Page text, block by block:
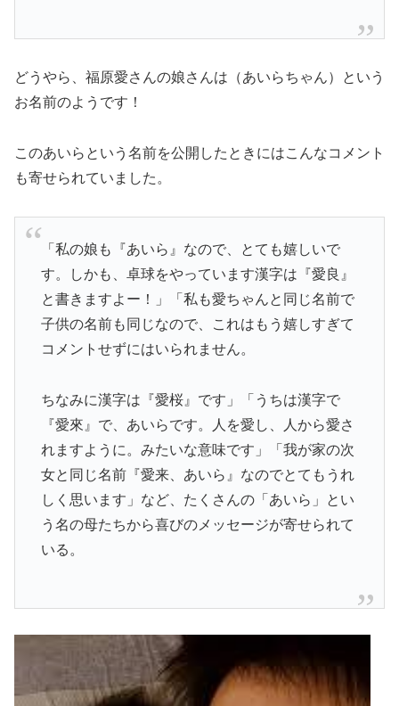
どうやら、福原愛さんの娘さんは（あいらちゃん）という
お名前のようです！
このあいらという名前を公開したときにはこんなコメント
も寄せられていました。
「私の娘も『あいら』なので、とても嬉しいで
す。しかも、卓球をやっています漢字は『愛良』
と書きますよー！」「私も愛ちゃんと同じ名前で
子供の名前も同じなので、これはもう嬉しすぎて
コメントせずにはいられません。
ちなみに漢字は『愛桜』 です」「うちは漢字で
『愛來』で、あいらです。人を愛し、人から愛さ
れますように。みたいな意味です」「我が家の次
女と同じ名前『愛来、あいら』なのでとてもうれ
しく思います」など、たくさんの「あいら」とい
う名の母たちから喜びのメッセージが寄せられて
いる。